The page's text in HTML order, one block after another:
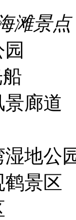
滩景点
廊道
地公
景区